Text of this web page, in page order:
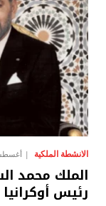
الانشطة الملكية أغسطس 6,
الملك محمد
رئيس